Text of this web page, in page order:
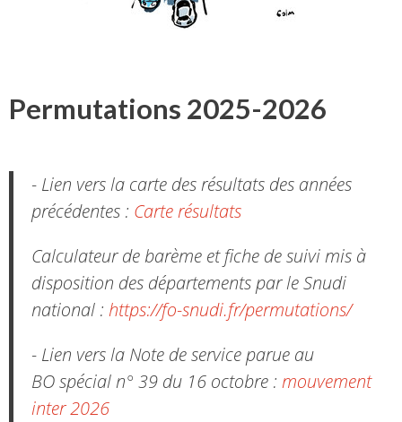
Permutations 2025-2026
- Lien vers la carte des résultats des années
précédentes : Carte résultats
Calculateur de barème et fiche de suivi mis à
disposition des départements par le Snudi
national : https://fo-snudi.fr/permutations/
- Lien vers la Note de service parue au
BO spécial n° 39 du 16 octobre : mouvement
inter 2026